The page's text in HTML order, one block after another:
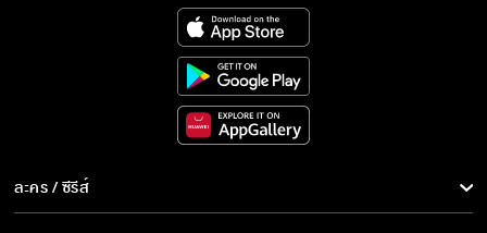
แก้มคุณเลอะ เดี๋ยวผมเช็ดให้
ละคร / ซีรีส์
ละคร/ซีรีส์